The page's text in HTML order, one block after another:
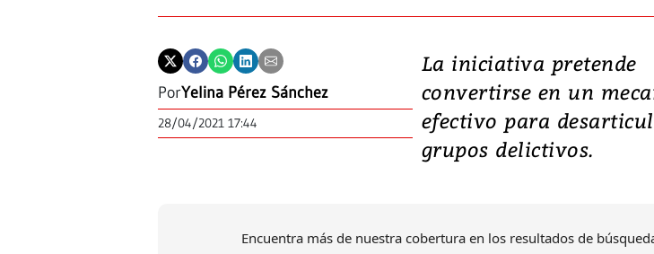
PorYelina Pérez Sánchez
28/04/2021 17:44
La iniciativa pretende
convertirse en un
efectivo para
grupos delictivos.
Encuentra más de nuestra cobertura en los resultados de
Video, Japón:
deja heridos y
daños en